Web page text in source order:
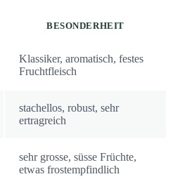
BESONDERHEIT
Klassiker, aromatisch, festes
Fruchtfleisch
stachellos, robust, sehr
ertragreich
sehr grosse, süsse Früchte,
etwas frostempfindlich